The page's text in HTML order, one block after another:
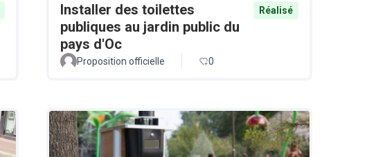
Installer des toilettes
publiques au jardin public du
pays d'Oc
Réalisé
Proposition officielle 0